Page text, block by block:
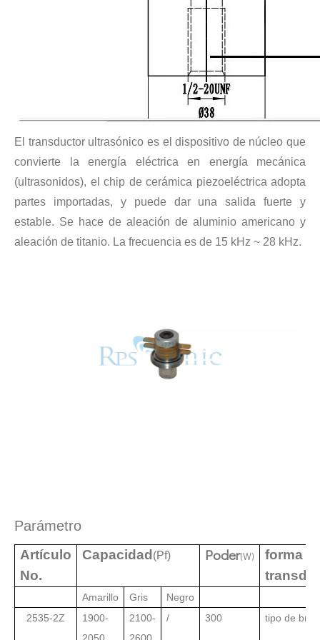
Actualmente, la investigación sobre la extracción de antioxidantes
Estudio sobre inactivación de esporas bacterianas mediante tecnología ultrasónica
Actualmente, la investigación sobre la extracción de antioxidantes
El transductor ultrasónico es el dispositivo de núcleo que
convierte la energía eléctrica en energía mecánica
(ultrasonidos), el chip de cerámica piezoeléctrica adopta
partes importadas, y puede dar una salida fuerte y
estable. Se hace de aleación de aluminio americano y
aleación de titanio. La frecuencia es de 15 kHz ~ 28 kHz.
Parámetro
Artículo
No.
Capacidad (Pf) Poder(W)
forma
Amarillo Gris
Negro
2535-2Z
1900-
2100-
/ 300 tipo de